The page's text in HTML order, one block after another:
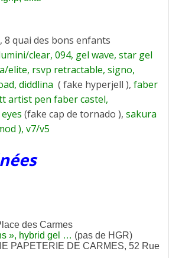
8 quai des bons enfants
clear, 094, gel wave, star gel
elite, rsvp retractable, signo,
diddlina ( fake hyperjell ), faber
artist pen faber castel,
(fake cap de tornado ), sakura
), v7/v5
des Carmes
», hybrid gel … (pas de HGR)
PAPETERIE DE CARMES, 52 Rue